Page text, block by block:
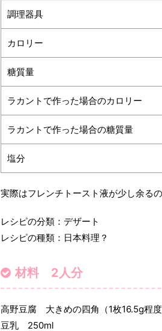
調理器具
カロリー
糖質量
ラカントで作った場合のカロリー
ラカントで作った場合の糖質量
塩分
実際はフレンチトースト液が少し余る
レシピの分類：デザート
レシピの種類：日本料理？
材料 2人分
高野豆腐 大きめの四角（1枚16.5g程
豆乳 250ml